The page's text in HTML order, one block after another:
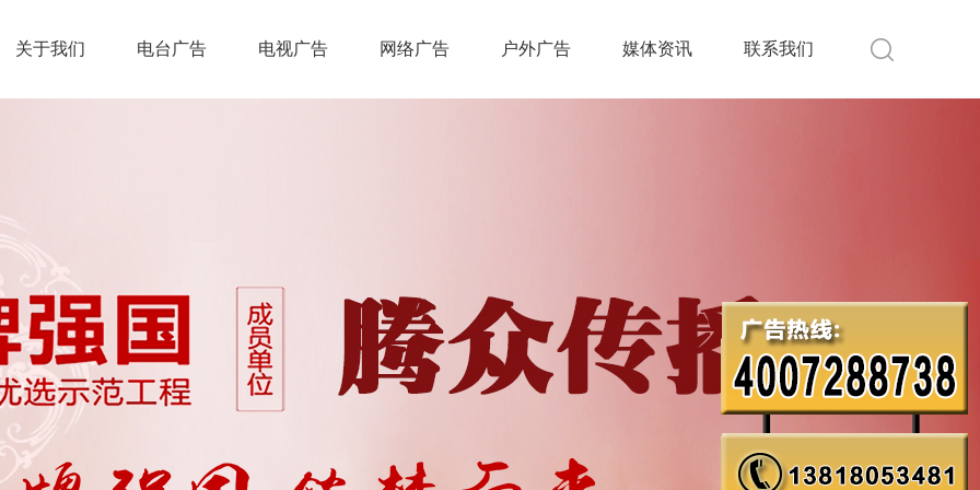
关于我们 电台广告 电视广告 网络广告 户外广告 媒体资讯 联系我们